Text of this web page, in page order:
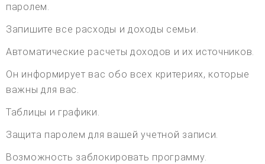
паролем.
Запишите все расходы и доходы семьи.
Автоматические расчеты доходов и их источников.
Он информирует вас обо всех критериях, которые
важны для вас.
Таблицы и графики.
Защита паролем для вашей учетной записи.
Возможность заблокировать программу.